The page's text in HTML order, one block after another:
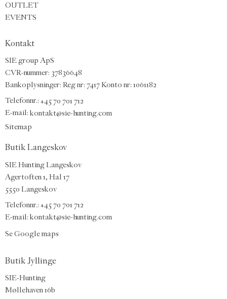
OUTLET
EVENTS
Kontakt
SIE group ApS
CVR-nummer: 37836648
Bankoplysninger: Reg nr: 7417 Konto nr: 1061182
Telefonnr.: +45 70 701 712
E-mail: kontakt@sie-hunting.com
Sitemap
Butik Langeskov
SIE Hunting Langeskov
Agertoften 1, Hal 17
5550 Langeskov
Telefonnr.: +45 70 701 712
E-mail: kontakt@sie-hunting.com
Se Google maps
Butik Jyllinge
SIE-Hunting
Møllehaven 16b